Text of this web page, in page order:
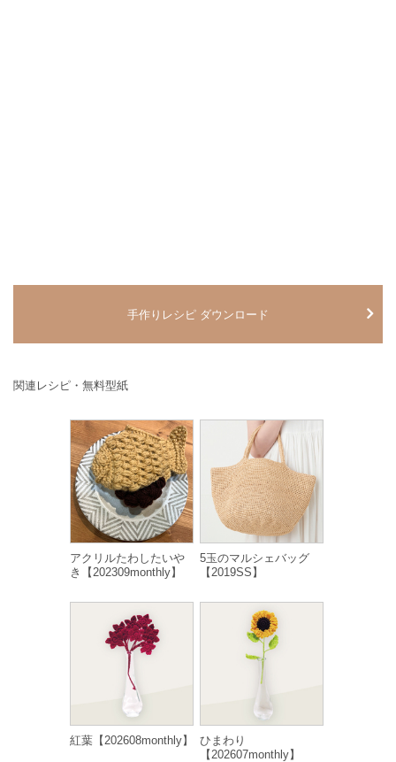
手作りレシピ ダウンロード
関連レシピ・無料型紙
アクリルたわしたいや
き【202309monthly】
5玉のマルシェバッグ
【2019SS】
紅葉【202608monthly】
ひまわり
【202607monthly】